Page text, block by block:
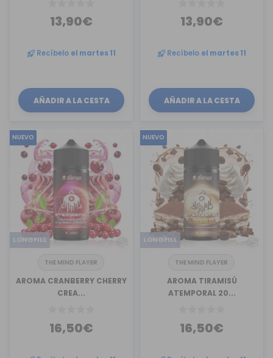
13,90€
Recíbelo el martes 11
AÑADIR A LA CESTA
13,90€
Recíbelo el martes 11
AÑADIR A LA CESTA
NUEVO
LONGFILL
THE MIND FLAYER
AROMA CRANBERRY CHERRY
CREA...
16,50€
NUEVO
LONGFILL
THE MIND FLAYER
AROMA TIRAMISÚ
ATEMPORAL 20...
16,50€